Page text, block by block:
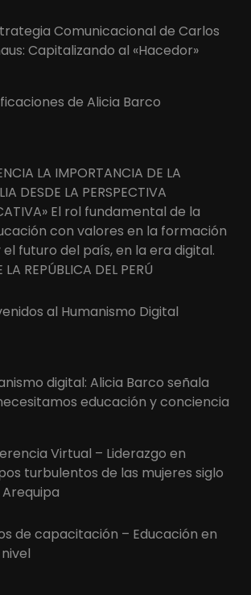
Comunicacional de Carlos
Capitalizando al «Hacedor»
de Alicia Barco
LA IMPORTANCIA DE LA
DESDE LA PERSPECTIVA
El rol fundamental de la
con valores en la formación
el futuro del país, en la era digital.
REPÚBLICA DEL PERÚ
al Humanismo Digital
digital: Alicia Barco señala
educación y conciencia
Virtual – Liderazgo en
turbulentos de las mujeres siglo
Arequipa
de capacitación – Educación en